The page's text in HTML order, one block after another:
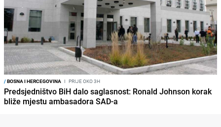
/BOSNA I HERCEGOVINA I PRIJE OKO 3H
Predsjedništvo BiH dalo saglasnost: Ronald Johnson korak
bliže mjestu ambasadora SAD-a